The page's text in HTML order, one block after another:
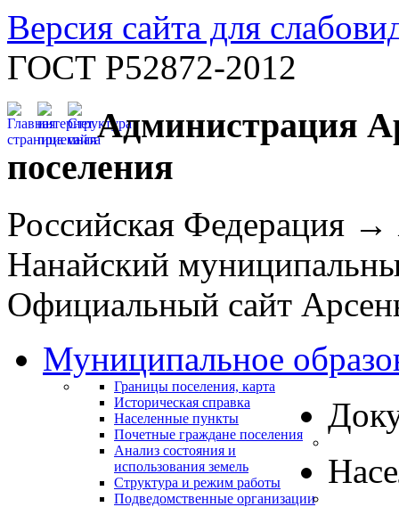
Версия сайта для
ГОСТ Р52872-2012
Администрация
поселения
Российская Федерация
Нанайский
Официальный сайт
Муниципальное
Границы поселения, карта
Историческая справка
Населенные пункты
Почетные граждане поселения
Анализ состояния и
использования земель
Структура и режим работы
Подведомственные организации